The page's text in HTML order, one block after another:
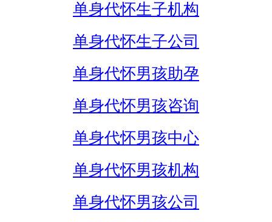
单身代怀生子机构
单身代怀生子公司
单身代怀男孩助孕
单身代怀男孩咨询
单身代怀男孩中心
单身代怀男孩机构
单身代怀男孩公司